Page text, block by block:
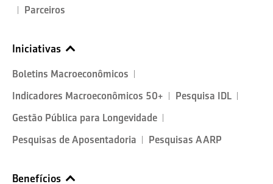
Parceiros
Iniciativas
Boletins Macroeconômicos
Indicadores Macroeconômicos 50+
Pesquisa IDL
Gestão Pública para Longevidade
Pesquisas de Aposentadoria
Pesquisas AARP
Benefícios